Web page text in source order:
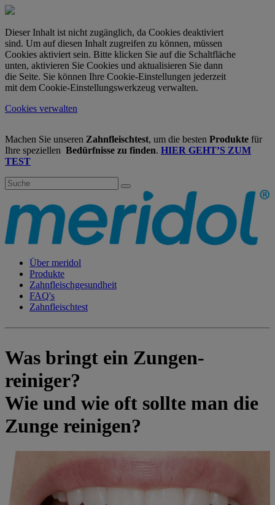
Dieser Inhalt ist nicht zugänglich, da Cookies deaktiviert
sind. Um auf diesen Inhalt zugreifen zu können, müssen
Cookies aktiviert sein. Bitte klicken Sie auf die Schaltfläche
unten, aktivieren Sie Cookies und aktualisieren Sie dann
die Seite. Sie können Ihre Cookie-Einstellungen jederzeit
mit dem Cookie-Einstellungswerkzeug verwalten.
Cookies verwalten
Machen Sie unseren Zahnfleischtest, um die besten Produkte für
Ihre speziellen Bedürfnisse zu finden. HIER GEHT’S ZUM
TEST
Über meridol
Produkte
Zahnfleischgesundheit
FAQ's
Zahnfleischtest
Was bringt ein Zungen-
reiniger?
Wie und wie oft sollte man die
Zunge reinigen?